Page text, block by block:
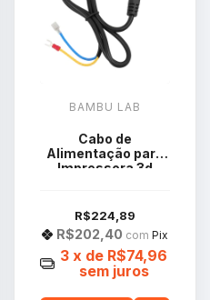
BAMBU LAB
Cabo de
Alimentação para
Impressora 3d
R$224,89
R$202,40 com Pix
3 x de R$74,96
sem juros